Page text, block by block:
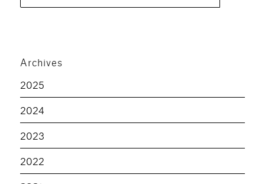
Archives
2025
2024
2023
2022